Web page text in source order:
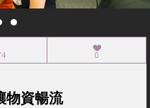
0
資暢流